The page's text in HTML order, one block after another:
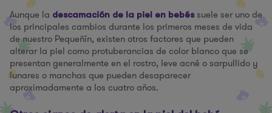
Aunque la descamación de la piel en bebés suele ser uno de
los principales cambios durante los primeros meses de vida
de nuestro Pequeñín, existen otros factores que pueden
alterar la piel como protuberancias de color blanco que se
presentan generalmente en el rostro, leve acné o sarpullido y
lunares o manchas que pueden desaparecer
aproximadamente a los cuatro años.